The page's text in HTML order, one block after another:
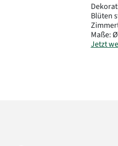
Blüten
Maße:
Jetzt